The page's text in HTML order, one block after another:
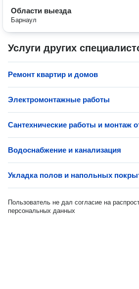
Области выезда
Барнаул
Услуги других
Ремонт квартир и домов
Электромонтажные работы
Сантехнические работы и монтаж
Водоснабжение и канализация
Укладка полов и напольных
Пользователь не дал согласие на
персональных данных